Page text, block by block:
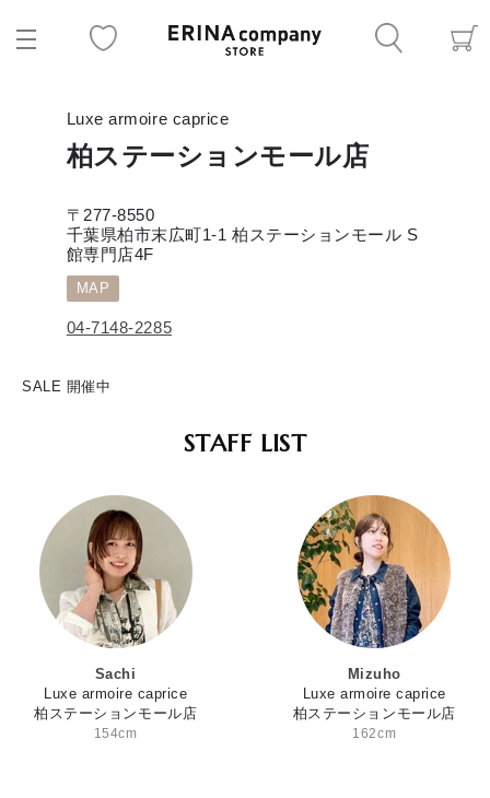
Luxe armoire caprice
柏ステーションモール店
〒277-8550
千葉県柏市末広町1-1 柏ステーションモール S
館専門店4F
MAP
04-7148-2285
SALE 開催中
STAFF LIST
Sachi
Luxe armoire caprice
柏ステーションモール店
154cm
Mizuho
Luxe armoire caprice
柏ステーションモール店
162cm